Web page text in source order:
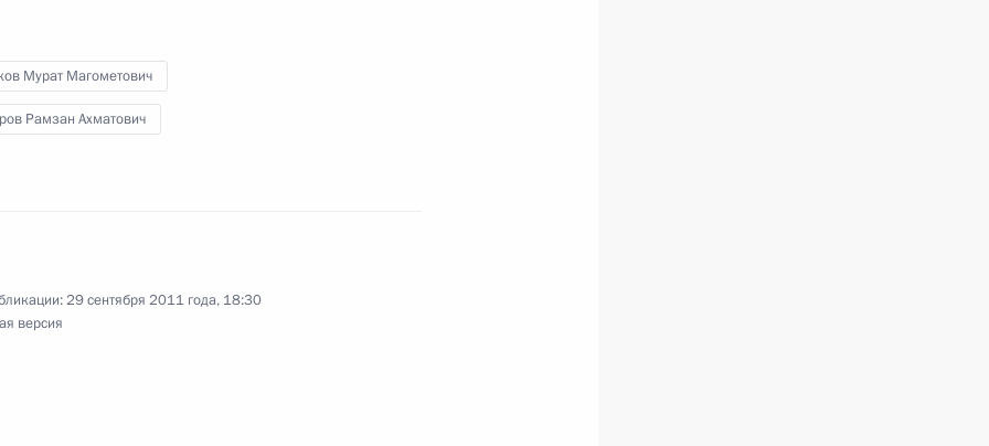
Мурат Магометович
Рамзан Ахматович
29 сентября 2011 года, 18:30
версия